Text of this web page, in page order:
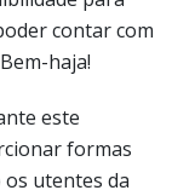
contar com
haja!
este
formas
utentes da